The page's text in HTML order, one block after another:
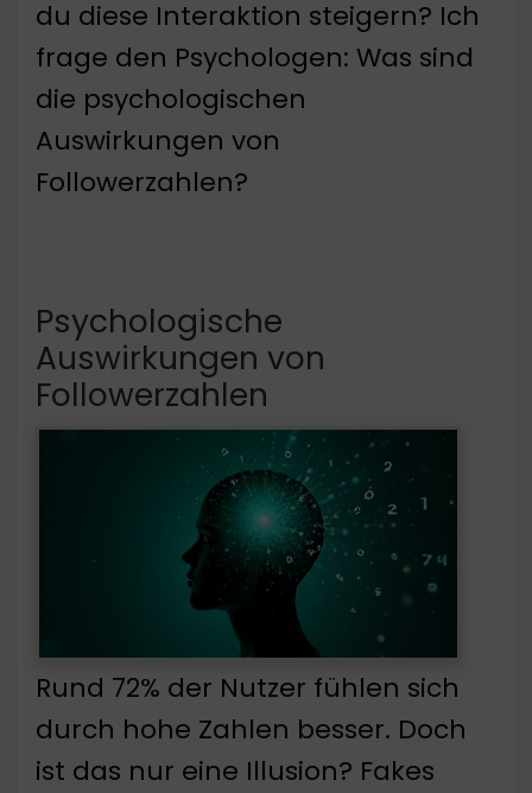
du diese Interaktion steigern? Ich
frage den Psychologen: Was sind
die psychologischen
Auswirkungen von
Followerzahlen?
Psychologische
Auswirkungen von
Followerzahlen
Rund 72% der Nutzer fühlen sich
durch hohe Zahlen besser. Doch
ist das nur eine Illusion? Fakes